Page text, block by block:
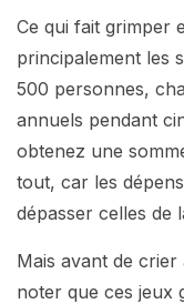
Ce qui fait grimper
principalement les
500 personnes,
annuels pendant
obtenez une
tout, car les
dépasser celles de
Mais avant de
noter que ces jeux